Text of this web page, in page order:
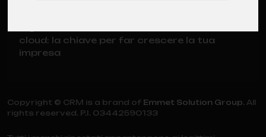
cloud: la chiave per far crescere la tua
impresa
Copyright © CRM is a brand of Emmet Solution Group. All
rights reserved. P.I. 03442590133